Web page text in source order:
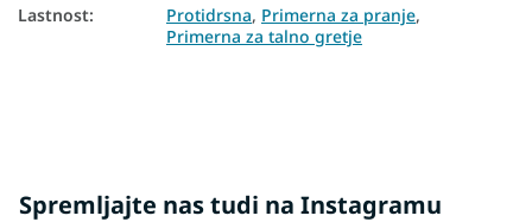
Lastnost: Protidrsna, Primerna za pranje,
Primerna za talno gretje
Spremljajte nas tudi na Instagramu